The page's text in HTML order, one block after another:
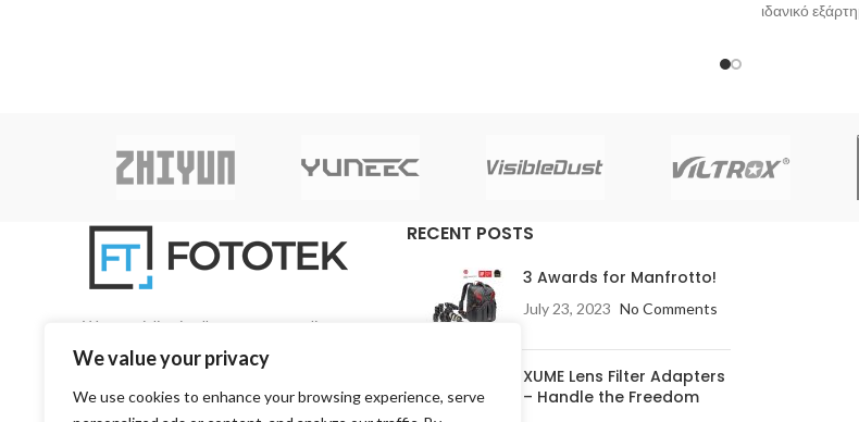
We value your privacy
We use cookies to enhance your browsing experience, serve
ιδανικό
We specialise in all aspects regarding
photography and videography on a pan-Cyprian
RECENT POSTS
3 Awards for Manfrotto!
July 23, 2023 No Comments
XUME Lens Filter Adapters
– Handle the Freedom